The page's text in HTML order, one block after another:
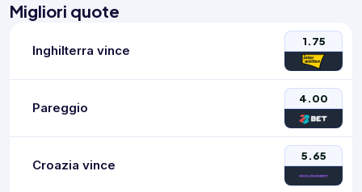
Migliori quote
Inghilterra vince
1.75
Pareggio
4.00
Croazia vince
5.65